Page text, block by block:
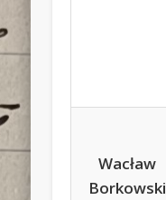
Wacław
Borkowski